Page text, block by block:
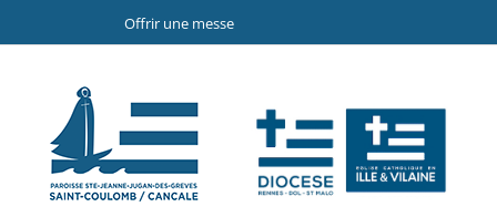
au
Offrir une messe